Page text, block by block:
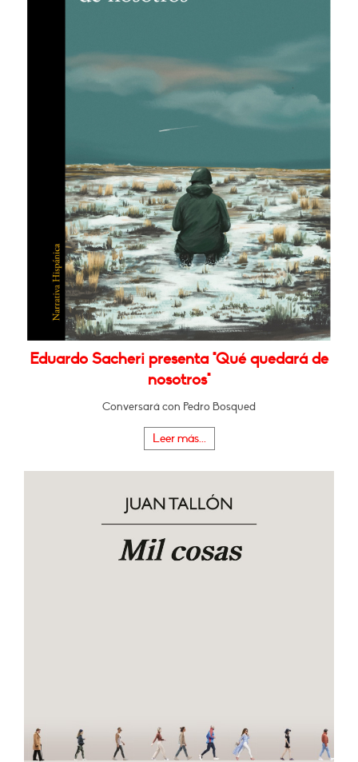
Eduardo Sacheri presenta "Qué quedará de
nosotros"
Conversará con Pedro Bosqued
Leer más...